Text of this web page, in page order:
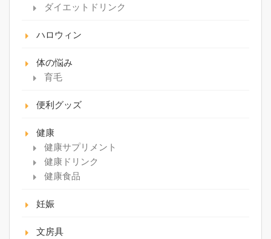
ダイエットドリンク
ハロウィン
体の悩み
育毛
便利グッズ
健康
健康サプリメント
健康ドリンク
健康食品
妊娠
文房具